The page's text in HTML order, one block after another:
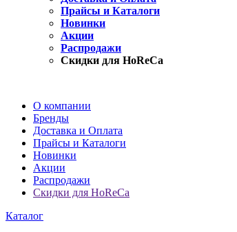
Прайсы и Каталоги
Новинки
Акции
Распродажи
Скидки для HoReCa
О компании
Бренды
Доставка и Оплата
Прайсы и Каталоги
Новинки
Акции
Распродажи
Скидки для HoReCa
Каталог